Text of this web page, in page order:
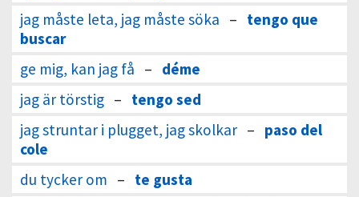
jag måste leta, jag måste söka – tengo que
buscar
ge mig, kan jag få – déme
jag är törstig – tengo sed
jag struntar i plugget, jag skolkar – paso del
cole
du tycker om – te gusta